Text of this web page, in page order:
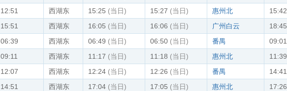
12:51 西湖东 15:25 (当日) 15:27 (当日) 惠州北 15:42
15:51 西湖东 16:05 (当日) 16:06 (当日) 广州白云 18:45
06:39 西湖东 06:49 (当日) 06:50 (当日) 番禺 09:01
09:11 西湖东 11:17 (当日) 11:18 (当日) 惠州北 11:39
12:07 西湖东 12:24 (当日) 12:26 (当日) 番禺 14:41
14:51 西湖东 17:04 (当日) 17:05 (当日) 惠州北 17:26